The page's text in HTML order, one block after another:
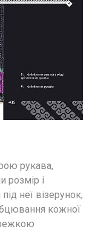
рукава,
розмір і
неї візерунок,
кожної